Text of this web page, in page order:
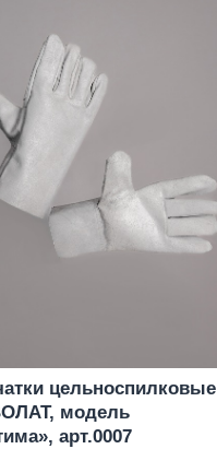
цельноспилковые
модель
арт.0007